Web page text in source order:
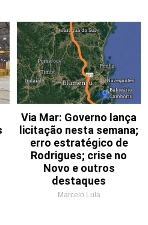
Via Mar: Governo lança
licitação nesta semana;
erro estratégico de
Rodrigues; crise no
Novo e outros
destaques
Marcelo Lula